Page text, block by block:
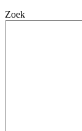
Zoek